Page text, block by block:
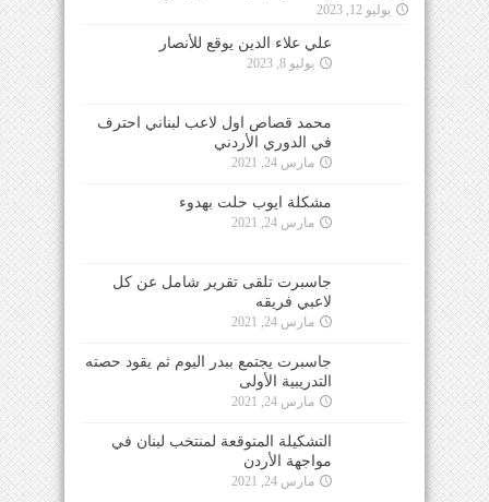
يوليو 12, 2023
علي علاء الدين يوقع للأنصار
يوليو 8, 2023
محمد قصاص اول لاعب لبناني احترف
في الدوري الأردني
مارس 24, 2021
مشكلة ايوب حلت بهدوء
مارس 24, 2021
جاسبرت تلقى تقرير شامل عن كل
لاعبي فريقه
مارس 24, 2021
جاسبرت يجتمع ببدر اليوم ثم يقود حصته
التدريبية الأولى
مارس 24, 2021
التشكيلة المتوقعة لمنتخب لبنان في
مواجهة الأردن
مارس 24, 2021